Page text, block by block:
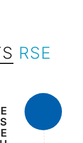
RSE